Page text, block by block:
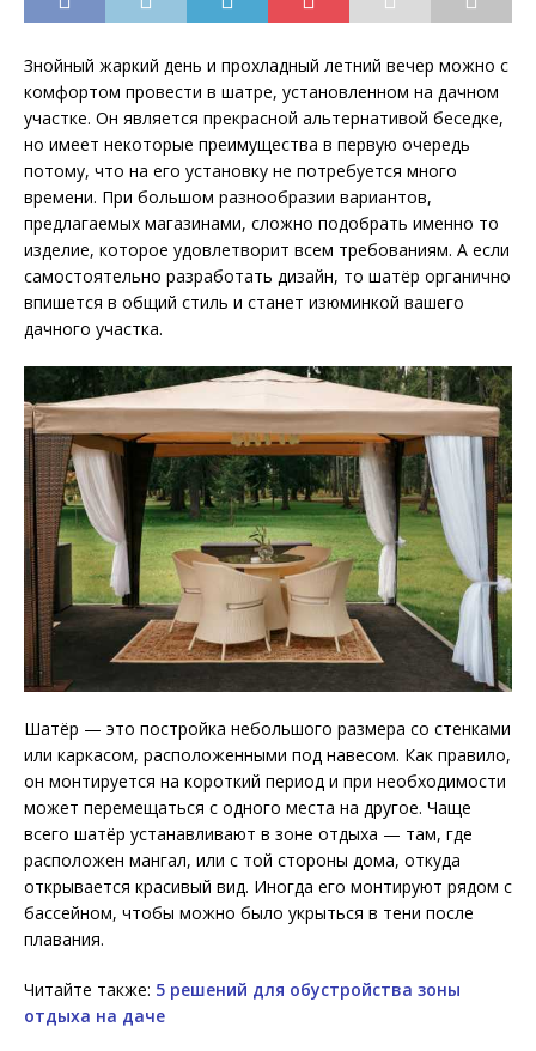
Знойный жаркий день и прохладный летний вечер можно с
комфортом провести в шатре, установленном на дачном
участке. Он является прекрасной альтернативой беседке,
но имеет некоторые преимущества в первую очередь
потому, что на его установку не потребуется много
времени. При большом разнообразии вариантов,
предлагаемых магазинами, сложно подобрать именно то
изделие, которое удовлетворит всем требованиям. А если
самостоятельно разработать дизайн, то шатёр органично
впишется в общий стиль и станет изюминкой вашего
дачного участка.
Шатёр — это постройка небольшого размера со стенками
или каркасом, расположенными под навесом. Как правило,
он монтируется на короткий период и при необходимости
может перемещаться с одного места на другое. Чаще
всего шатёр устанавливают в зоне отдыха — там, где
расположен мангал, или с той стороны дома, откуда
открывается красивый вид. Иногда его монтируют рядом с
бассейном, чтобы можно было укрыться в тени после
плавания.
Читайте также: 5 решений для обустройства зоны
отдыха на даче